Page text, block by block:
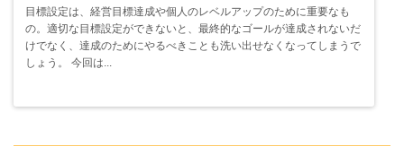
目標設定は、経営目標達成や個人のレベルアップのために重要なも
の。適切な目標設定ができないと、最終的なゴールが達成されないだ
けでなく、達成のためにやるべきことも洗い出せなくなってしまうで
しょう。 今回は...